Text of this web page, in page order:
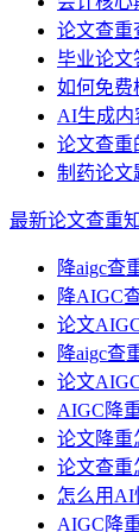
论文查重
毕业论文
如何免费
AI生成内
论文查重
制药论文
最新论文查重
降aigc查
降AIGC
论文
降aigc查
论文
AIGC降
论文降重
论文查重
怎么用AI
AIGC降